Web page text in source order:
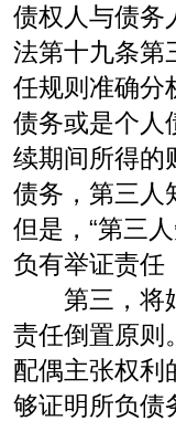
债权人与债务
法第十九条第
任规则准确分
债务或是个人
续期间所得的
债务，第三人
但是，“第三
负有举证责任
第三，将婚
责任倒置原则
配偶主张权利
够证明所负债